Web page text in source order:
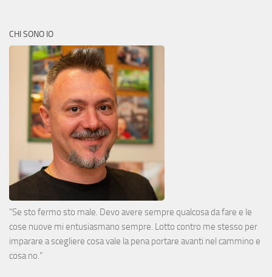
CHI SONO IO
"Se sto fermo sto male. Devo avere sempre qualcosa da fare e le
cose nuove mi entusiasmano sempre. Lotto contro me stesso per
imparare a scegliere cosa vale la pena portare avanti nel cammino e
cosa no."